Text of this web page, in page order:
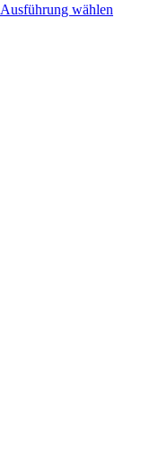
Ausführung wählen